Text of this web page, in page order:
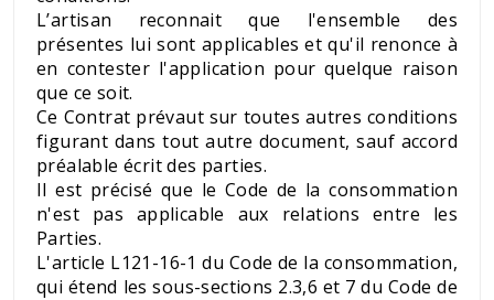
L’artisan reconnait que l'ensemble des
présentes lui sont applicables et qu'il renonce à
en contester l'application pour quelque raison
que ce soit.
Ce Contrat prévaut sur toutes autres conditions
figurant dans tout autre document, sauf accord
préalable écrit des parties.
Il est précisé que le Code de la consommation
n'est pas applicable aux relations entre les
Parties.
L'article L121-16-1 du Code de la consommation,
qui étend les sous-sections 2.3,6 et 7 du Code de